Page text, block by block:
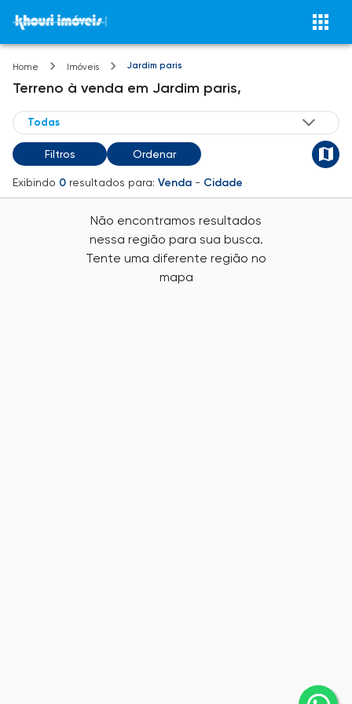
Home Imóveis Jardim paris
Terreno à venda em Jardim paris,
Filtros Ordenar
Exibindo 0 resultados para: Venda - Cidade
Não encontramos resultados
nessa região para sua busca.
Tente uma diferente região no
mapa